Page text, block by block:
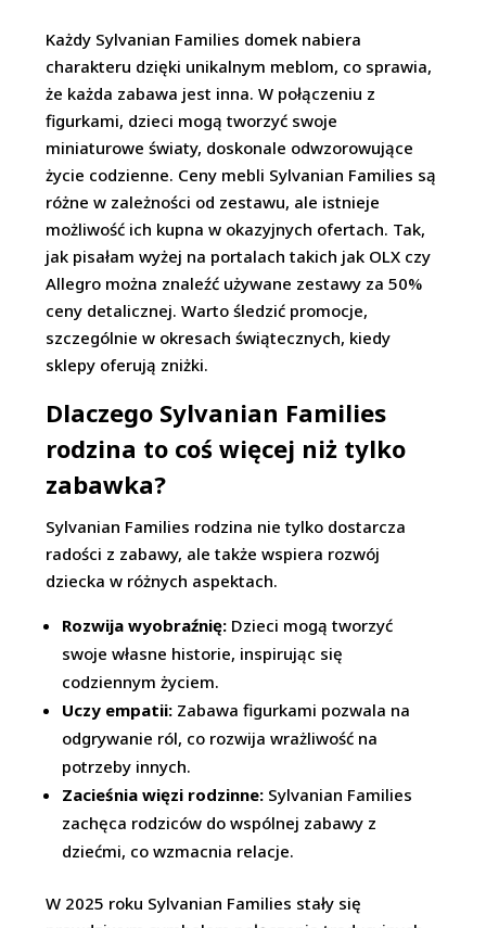
Każdy Sylvanian Families domek nabiera
charakteru dzięki unikalnym meblom, co sprawia,
że każda zabawa jest inna. W połączeniu z
figurkami, dzieci mogą tworzyć swoje
miniaturowe światy, doskonale odwzorowujące
życie codzienne. Ceny mebli Sylvanian Families są
różne w zależności od zestawu, ale istnieje
możliwość ich kupna w okazyjnych ofertach. Tak,
jak pisałam wyżej na portalach takich jak OLX czy
Allegro można znaleźć używane zestawy za 50%
ceny detalicznej. Warto śledzić promocje,
szczególnie w okresach świątecznych, kiedy
sklepy oferują zniżki.
Dlaczego Sylvanian Families
rodzina to coś więcej niż tylko
zabawka?
Sylvanian Families rodzina nie tylko dostarcza
radości z zabawy, ale także wspiera rozwój
dziecka w różnych aspektach.
Rozwija wyobraźnię: Dzieci mogą tworzyć
swoje własne historie, inspirując się
codziennym życiem.
Uczy empatii: Zabawa figurkami pozwala na
odgrywanie ról, co rozwija wrażliwość na
potrzeby innych.
Zacieśnia więzi rodzinne: Sylvanian Families
zachęca rodziców do wspólnej zabawy z
dziećmi, co wzmacnia relacje.
W 2025 roku Sylvanian Families stały się